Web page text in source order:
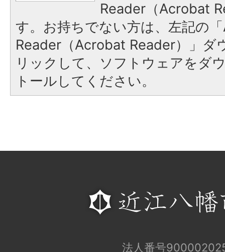
Reader（Acrobat
す。お持ちでない方は、左記の
Reader（Acrobat Reader）」ダ
リックして、ソフトウェアをダ
トールしてください。
法人番号